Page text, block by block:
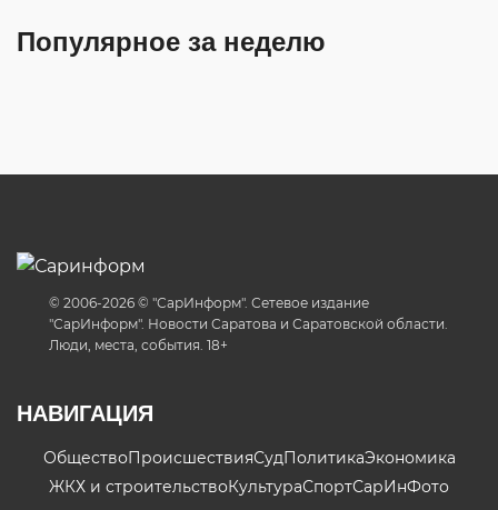
Популярное за неделю
© 2006-2026 © "СарИнформ". Сетевое издание
"СарИнформ". Новости Саратова и Саратовской области.
Люди, места, события. 18+
НАВИГАЦИЯ
ОбществоПроисшествияСудПолитикаЭкономика
ЖКХ и строительствоКультураСпортСарИнФото